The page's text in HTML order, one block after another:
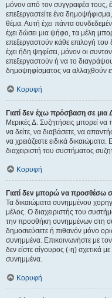
μόνον από τον συγγραφέα τους,
επεξεργαστείτε ένα
θέμα. Αυτή έχει πάντα
έχει δώσει μια ψήφο, τα μέλη
επεξεργαστούν κάθε επιλογή
έχει ήδη ψηφίσει, μόνον οι
επεξεργαστούν ή να το
δημοψηφίσματος να αλλαχθούν
Κορυφή
Γιατί δεν έχω πρόσβαση σε μια
Μερικές Δ. Συζητήσεις μπορεί να
να δείτε, να διαβάσετε, να
να χρειάζεστε ειδικά
διαχειριστή του συστήματος
Κορυφή
Γιατί δεν μπορώ να προσθέσω
Τα δικαιώματα συνημμένου
μέλος. Ο διαχειριστής του
την προσθήκη συνημμένων στη
δημοσιεύσετε ή πιθανόν μόνο
συνημμένα. Επικοινωνήστε με
δεν είστε σίγουρος (-η) σχετικά
συνημμένα.
Κορυφή